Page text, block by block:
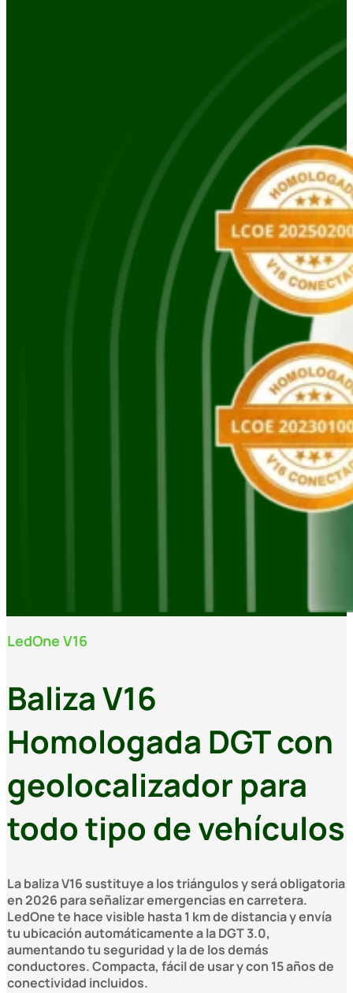
LedOne V16
Baliza V16
Homologada DGT con
geolocalizador para
todo tipo de vehículos
La baliza V16 sustituye a los triángulos y será obligatoria
en 2026 para señalizar emergencias en carretera.
LedOne te hace visible hasta 1 km de distancia y envía
tu ubicación automáticamente a la DGT 3.0,
aumentando tu seguridad y la de los demás
conductores. Compacta, fácil de usar y con 15 años de
conectividad incluidos.